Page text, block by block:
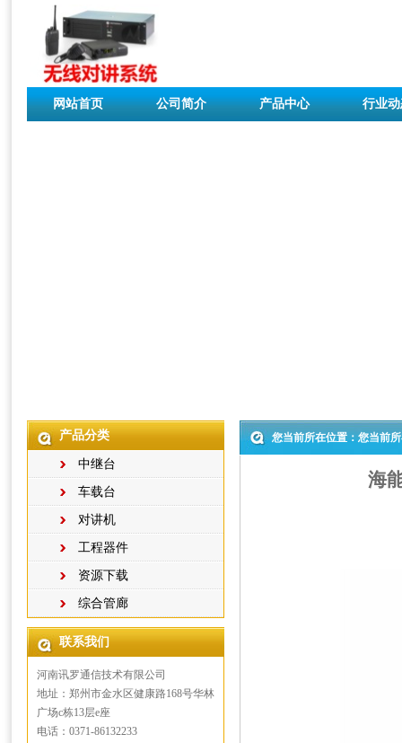
网站首页 公司简介 产品中心 行业
产品分类
中继台
车载台
对讲机
工程器件
资源下载
综合管廊
联系我们
河南讯罗通信技术有限公司
地址：郑州市金水区健康路168号华林
广场c栋13层e座
电话：0371-86132233
您当前所在位置：您当前
海